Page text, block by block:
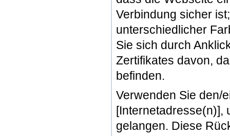
Verbindung sicher
unterschiedlicher
Sie sich durch
Zertifikates davon,
befinden.
Verwenden Sie den/
[Internetadresse(n)],
gelangen. Diese